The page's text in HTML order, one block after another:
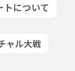
について
ャル大戦